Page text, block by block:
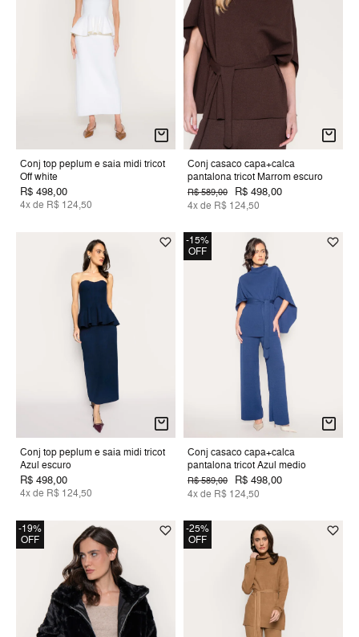
Conj top peplum e saia midi tricot
Off white
R$ 498,00
4x de R$ 124,50
Conj casaco capa+calca
pantalona tricot Marrom escuro
R$ 589,00 R$ 498,00
4x de R$ 124,50
Conj top peplum e saia midi tricot
Azul escuro
R$ 498,00
4x de R$ 124,50
-15%
OFF
Conj casaco capa+calca
pantalona tricot Azul medio
R$ 589,00 R$ 498,00
4x de R$ 124,50
-19%
OFF
-25%
OFF